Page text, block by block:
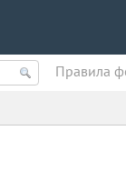
Правила